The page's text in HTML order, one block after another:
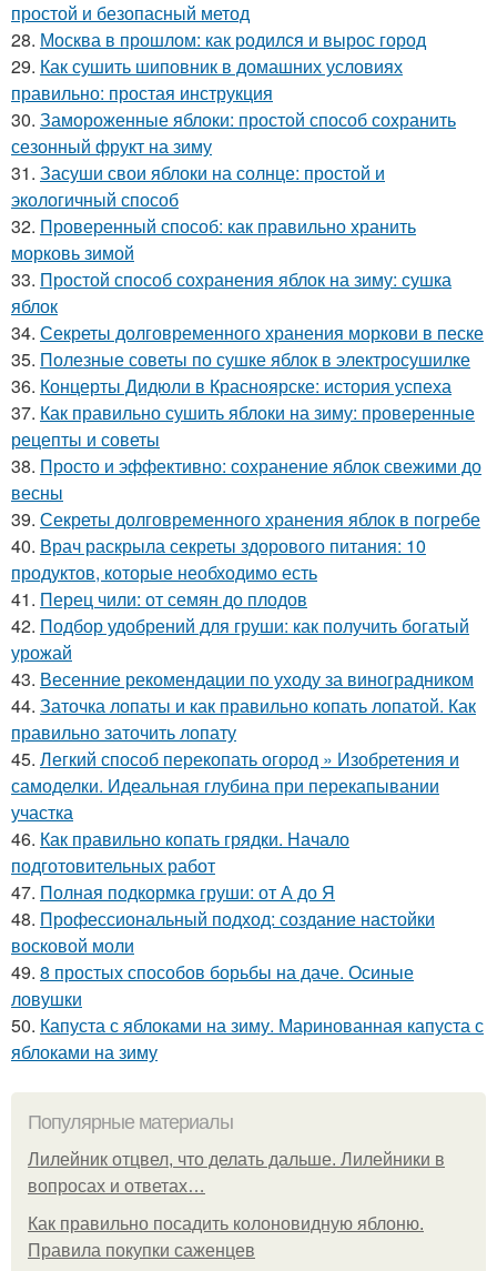
простой и безопасный метод
28. Москва в прошлом: как родился и вырос город
29. Как сушить шиповник в домашних условиях
правильно: простая инструкция
30. Замороженные яблоки: простой способ сохранить
сезонный фрукт на зиму
31. Засуши свои яблоки на солнце: простой и
экологичный способ
32. Проверенный способ: как правильно хранить
морковь зимой
33. Простой способ сохранения яблок на зиму: сушка
яблок
34. Секреты долговременного хранения моркови в песке
35. Полезные советы по сушке яблок в электросушилке
36. Концерты Дидюли в Красноярске: история успеха
37. Как правильно сушить яблоки на зиму: проверенные
рецепты и советы
38. Просто и эффективно: сохранение яблок свежими до
весны
39. Секреты долговременного хранения яблок в погребе
40. Врач раскрыла секреты здорового питания: 10
продуктов, которые необходимо есть
41. Перец чили: от семян до плодов
42. Подбор удобрений для груши: как получить богатый
урожай
43. Весенние рекомендации по уходу за виноградником
44. Заточка лопаты и как правильно копать лопатой. Как
правильно заточить лопату
45. Легкий способ перекопать огород » Изобретения и
самоделки. Идеальная глубина при перекапывании
участка
46. Как правильно копать грядки. Начало
подготовительных работ
47. Полная подкормка груши: от А до Я
48. Профессиональный подход: создание настойки
восковой моли
49. 8 простых способов борьбы на даче. Осиные
ловушки
50. Капуста с яблоками на зиму. Маринованная капуста с
яблоками на зиму
Популярные материалы
Лилейник отцвел, что делать дальше. Лилейники в
вопросах и ответах…
Как правильно посадить колоновидную яблоню.
Правила покупки саженцев